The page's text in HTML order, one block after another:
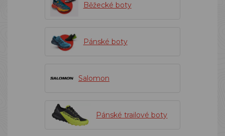
Běžecké boty
Pánské boty
Salomon
Pánské trailové boty